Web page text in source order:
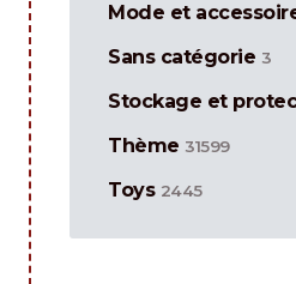
Mode et
Sans catégorie 3
Stockage et
Thème 31599
Toys 2445